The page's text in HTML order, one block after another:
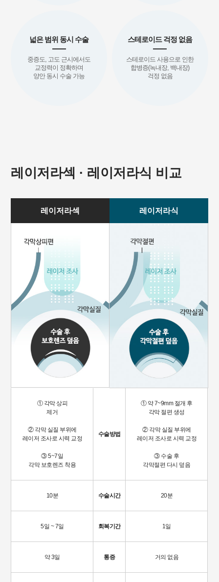
넓은 범위 동시 수술
중증도, 고도 근시에서도
교정력이 정확하며
양안 동시 수술 가능
스테로이드 걱정 없음
스테로이드 사용으로 인한
합병증(녹내장, 백내장)
걱정 없음
레이저라섹 · 레이저라식 비교
레이저라섹 레이저라식
① 각막 상피
제거
② 각막 실질 부위에
레이저 조사로 시력 교정
③ 5~7일
각막 보호렌즈 착용
수술방법
① 약 7~9mm 절개 후
각막 절편 생성
② 각막 실질 부위에
레이저 조사로 시력 교정
③ 수술 후
각막절편 다시 덮음
10분 수술시간 20분
5일 ~ 7일 회복기간 1일
약 3일 통증 거의 없음